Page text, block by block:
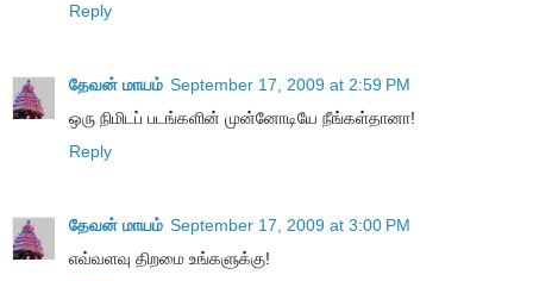
Reply
தேவன் மாயம் September 17, 2009 at 2:59 PM
ஒரு நிமிடப் படங்களின் முன்னோடியே நீங்கள்தானா!
Reply
தேவன் மாயம் September 17, 2009 at 3:00 PM
எவ்வளவு திறமை உங்களுக்கு!